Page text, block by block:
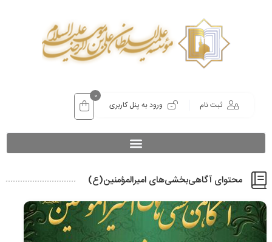
ثبت نام ورود به پنل کاربری
0
محتوای آگاهی‌‌بخشی‌های امیرالمؤمنین(ع)